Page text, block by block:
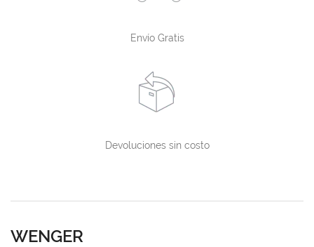
Envío Gratis
Devoluciones sin costo
WENGER